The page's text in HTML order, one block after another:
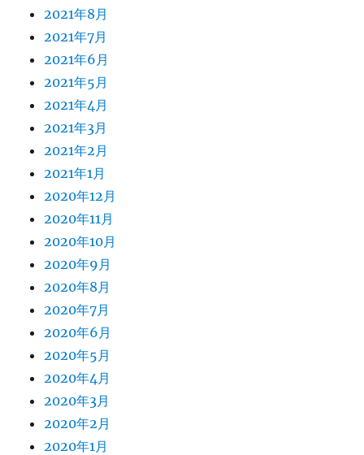
2021年8月
2021年7月
2021年6月
2021年5月
2021年4月
2021年3月
2021年2月
2021年1月
2020年12月
2020年11月
2020年10月
2020年9月
2020年8月
2020年7月
2020年6月
2020年5月
2020年4月
2020年3月
2020年2月
2020年1月